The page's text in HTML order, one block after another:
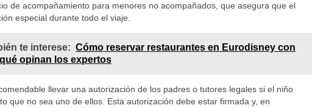
de acompañamiento para menores no acompañados, que asegura que el
especial durante todo el viaje.
te interese: Cómo reservar restaurantes en Eurodisney con
opinan los expertos
llevar una autorización de los padres o tutores legales si el niño
que no sea uno de ellos. Esta autorización debe estar firmada y, en